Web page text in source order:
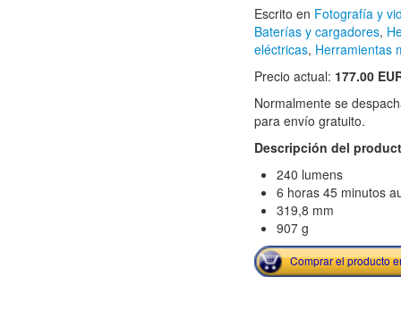
Escrito en Fotografía y
Baterías y cargadores,
eléctricas, Herramientas
Precio actual: 177.00
Normalmente se
para envío gratuito.
Descripción del
240 lumens
6 horas 45 minutos
319,8 mm
907 g
Comprar el producto